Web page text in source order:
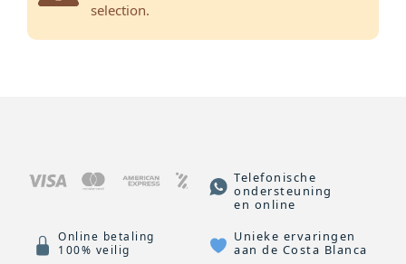
selection.
Telefonische
ondersteuning
en online
Online betaling
100% veilig
Unieke ervaringen
aan de Costa Blanca